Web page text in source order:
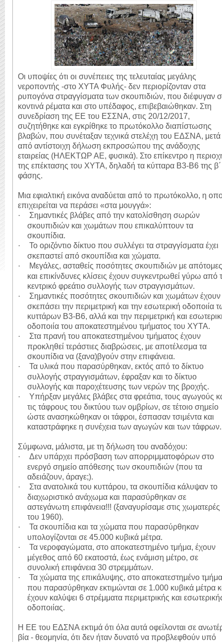
Οι υποψίες ότι οι συνέπειες της τελευταίας μεγάλης
νεροποντής -στο ΧΥΤΑ Φυλής- δεν περιορίζονταν στα
ρυπογόνα στραγγίσματα των σκουπιδιών, που διέφυγαν
κοντινά ρέματα και στο υπέδαφος, επιβεβαιώθηκαν. Στη
συνεδρίαση της ΕΕ του ΕΣΣΝΑ, στις 20/12/2017,
συζητήθηκε και εγκρίθηκε το πρωτόκολλο διαπίστωσης
βλαβών, που συνέταξαν τεχνικά στελέχη του ΕΔΣΝΑ, μετά
από αντίστοιχη δήλωση εκπροσώπου της ανάδοχης
εταιρείας (ΗΛΕΚΤΩΡ ΑΕ, φυσικά). Στο επίκεντρο η
της επέκτασης του ΧΥΤΑ, δηλαδή τα κύτταρα Β3-Β6 της β΄
φάσης.
Μια εφιαλτική εικόνα αναδύεται από το πρωτόκολλο, η
επιχειρείται να περάσει «στα μουγγά»:
·
Σημαντικές βλάβες από την κατολίσθηση σωρών
σκουπιδιών και χωμάτων που επικαλύπτουν τα
σκουπίδια.
·
Το οριζόντιο δίκτυο που συλλέγει τα στραγγίσματα έχει
σκεπαστεί από σκουπίδια και χώματα.
·
Μεγάλες, ασταθείς ποσότητες σκουπιδιών με απότομες
και επικίνδυνες κλίσεις έχουν συγκεντρωθεί γύρω από
κεντρικό φρεάτιο συλλογής των στραγγισμάτων.
·
Σημαντικές ποσότητες σκουπιδιών και χωμάτων έχουν
σκεπάσει την περιμετρική και την εσωτερική οδοποιία
κυττάρων Β3-Β6, αλλά και την περιμετρική και
οδοποιία του αποκατεστημένου τμήματος του ΧΥΤΑ.
·
Στα πρανή του αποκατεστημένου τμήματος έχουν
προκληθεί τεράστιες διαβρώσεις, με αποτέλεσμα τα
σκουπίδια να (ξανα)βγούν στην επιφάνεια.
·
Τα υλικά που παρασύρθηκαν, εκτός από το δίκτυο
συλλογής στραγγισμάτων, έφραξαν και το δίκτυο
συλλογής και παροχέτευσης των νερών της βροχής.
·
Υπήρξαν μεγάλες βλάβες στα φρεάτια, τους αγωγούς
τις τάφρους του δικτύου των ομβρίων, σε τέτοιο σημείο
ώστε ανασηκώθηκαν οι τάφροι, έσπασαν τσιμέντα και
καταστράφηκε η συνέχεια των αγωγών και των τάφρων.
Σύμφωνα, μάλιστα, με τη δήλωση του αναδόχου:
·
Δεν υπάρχει πρόσβαση των απορριμματοφόρων στο
ενεργό σημείο απόθεσης των σκουπιδιών (που τα
αδειάζουν, άραγε;).
·
Στα ανατολικά του κυττάρου, τα σκουπίδια κάλυψαν το
διαχωριστικό ανάχωμα και παρασύρθηκαν σε
αστεγάνωτη επιφάνεια!!! (ξαναγυρίσαμε στις χωματερές
του 1960).
·
Τα σκουπίδια και τα χώματα που παρασύρθηκαν
υπολογίζονται σε 45.000 κυβικά μέτρα.
·
Τα νεροφαγώματα, στο αποκατεστημένο τμήμα, έχουν
μέγεθος από 60 εκατοστά, έως ενάμιση μέτρο, σε
συνολική επιφάνεια 30 στρεμμάτων.
·
Τα χώματα της επικάλυψης, στο αποκατεστημένο
που παρασύρθηκαν εκτιμώνται σε 1.000 κυβικά μέτρα
έχουν καλύψει 6 στρέμματα περιμετρικής και
οδοποιίας.
Η ΕΕ του ΕΔΣΝΑ εκτιμά ότι όλα αυτά οφείλονται σε
βία - θεομηνία, ότι δεν ήταν δυνατό να προβλεφθούν υπό